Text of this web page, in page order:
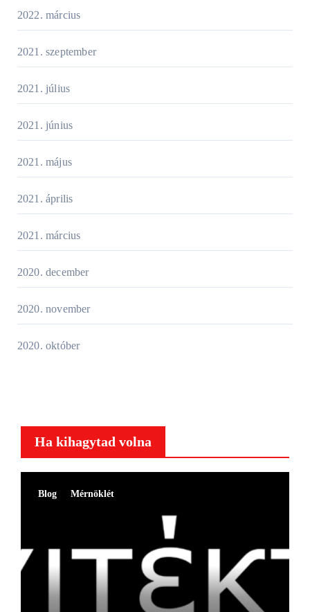
2022. március
2021. szeptember
2021. július
2021. június
2021. május
2021. április
2021. március
2020. december
2020. november
2020. október
Ha kihagytad volna
Blog Mérnöklét